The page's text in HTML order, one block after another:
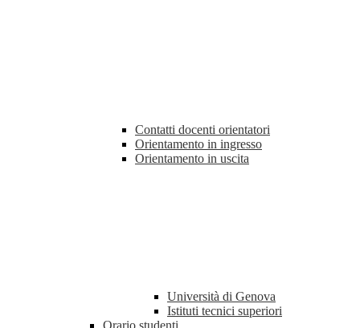
Contatti docenti orientatori
Orientamento in ingresso
Orientamento in uscita
Università di Genova
Istituti tecnici superiori